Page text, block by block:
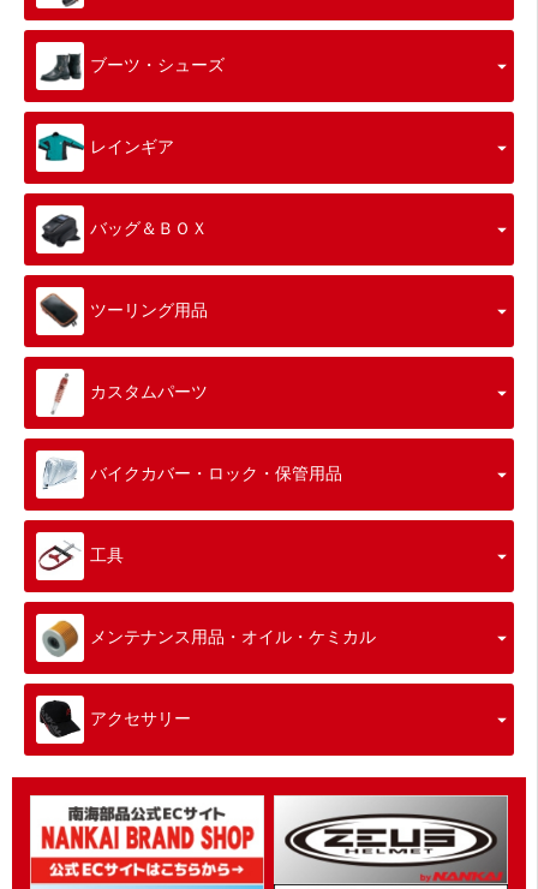
ブーツ・シューズ
レインギア
バッグ＆ＢＯＸ
ツーリング用品
カスタムパーツ
バイクカバー・ロック・保管用品
工具
メンテナンス用品・オイル・ケミカル
アクセサリー